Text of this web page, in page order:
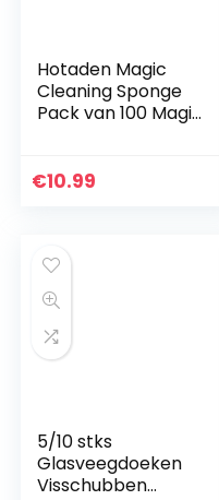
Hotaden Magic
Cleaning Sponge
Pack van 100 Magic
Cleaning Pad
€10.99
5/10 stks
Glasveegdoeken
Visschubben